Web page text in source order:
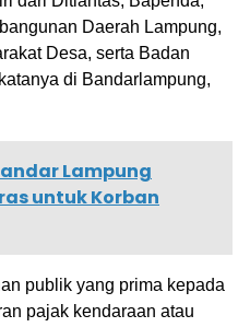
Daerah Lampung,
Desa, serta Badan
di Bandarlampung,
Lampung
untuk Korban
publik yang prima kepada
pajak kendaraan atau